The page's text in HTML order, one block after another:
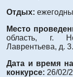
Отдых:
Место
область, г.
Лаврентьева, д. 3.
Дата и время
конкурсе: 26/02/